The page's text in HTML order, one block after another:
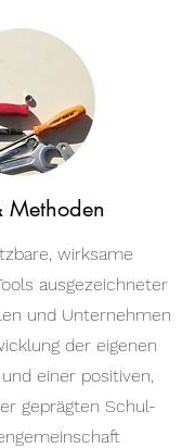
Methoden
wirksame
ausgezeichneter
und Unternehmen
der eigenen
einer positiven,
geprägten Schul-